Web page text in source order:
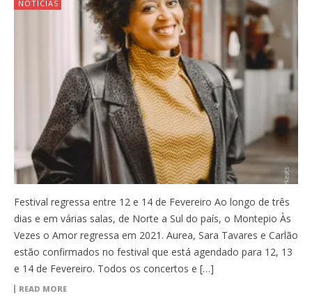
NOTÍCIAS
Festival regressa entre 12 e 14 de Fevereiro Ao longo de três
dias e em várias salas, de Norte a Sul do país, o Montepio Às
Vezes o Amor regressa em 2021. Aurea, Sara Tavares e Carlão
estão confirmados no festival que está agendado para 12, 13
e 14 de Fevereiro. Todos os concertos e […]
READ MORE